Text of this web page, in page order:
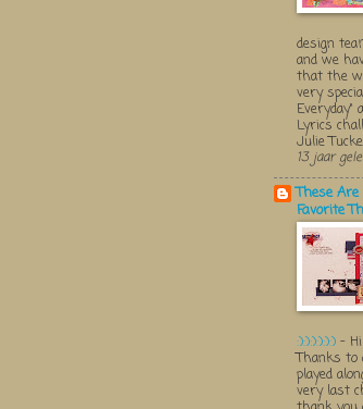
design
and we
that the
very
Everyday"
Lyrics
Julie
13 jaar
These
Favorite
:):):):):):) -
Thanks
played
very last